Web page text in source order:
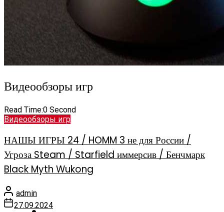
Видеообзоры игр
Read Time:0 Second
Видеообзоры игр
НАШЫ ИГРЫ 24 / HOMM 3 не для России /
Угроза Steam / Starfield иммерсив / Бенчмарк
Black Myth Wukong
admin
27.09.2024